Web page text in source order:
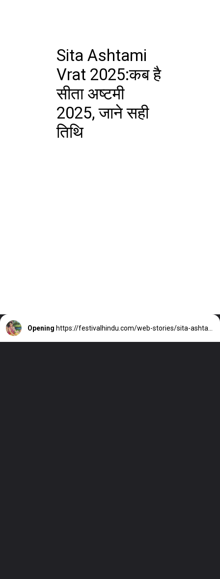
Sita Ashtami
Vrat 2025:कब है
सीता अष्टमी
2025, जाने सही
तिथि
Opening https://festivalhindu.com/web-stories/sita-ashtami-vrat-2025%e0%a4%95%e0%a4%ac-%e0%a4%b9-%e0%a4%b8%e0%a4%a4-%e0%a4%85%e0%a4%b7%e0%a4%9f%e0%a4%ae-2025-%e0%a4%9c%e0%a4%a8-%e0%a4%b8%e0%a4%b9-%e0%a4%a4%e0%a4%a5/